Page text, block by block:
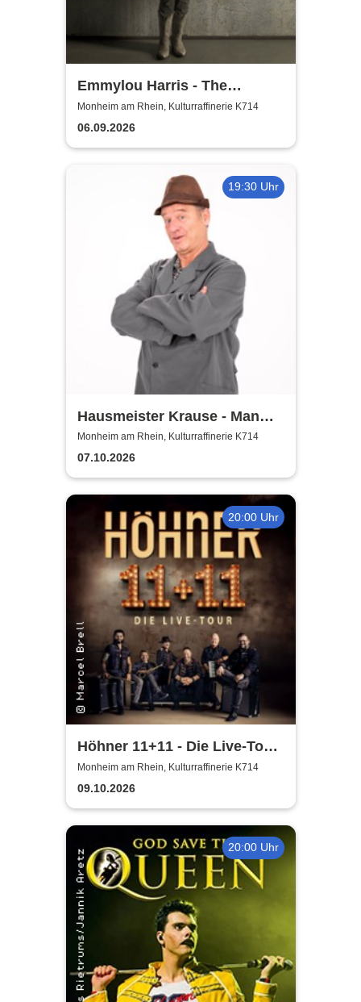
Emmylou Harris - The
European Farewell Tour
Monheim am Rhein, Kulturraffinerie K714
06.09.2026
19:30 Uhr
Hausmeister Krause - Man
lebt nur zweimal
Monheim am Rhein, Kulturraffinerie K714
07.10.2026
20:00 Uhr
Höhner 11+11 - Die Live-Tour
2025/26
Monheim am Rhein, Kulturraffinerie K714
09.10.2026
20:00 Uhr